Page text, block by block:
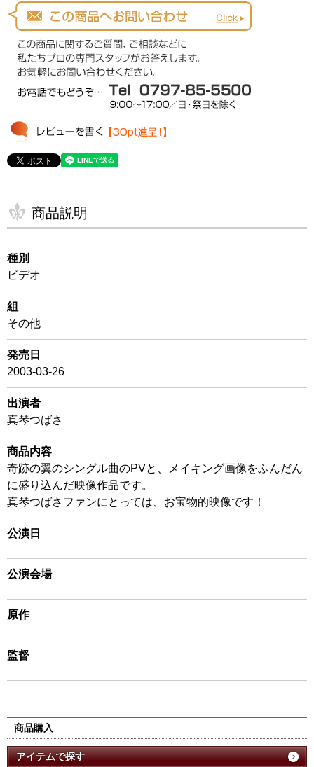
商品説明
種別
ビデオ
組
その他
発売日
2003-03-26
出演者
真琴つばさ
商品内容
奇跡の翼のシングル曲のPVと、メイキング画像をふんだん
に盛り込んだ映像作品です。
真琴つばさファンにとっては、お宝物的映像です！
公演日
公演会場
原作
監督
商品購入
アイテムで探す